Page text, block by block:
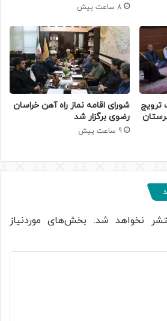
8 ساعت پیش
شورای اقامه نماز راه آهن خراسان
رضوی برگزار شد
9 ساعت پیش
نخواهد شد. بخش‌های موردنیاز